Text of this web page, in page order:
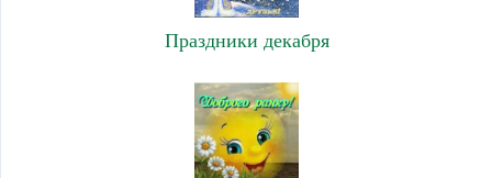
Праздники декабря